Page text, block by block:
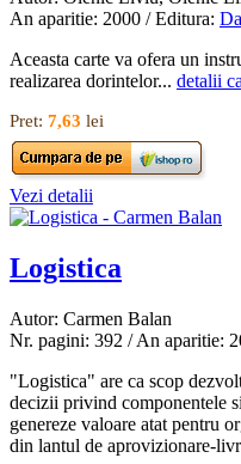
An aparitie: 2000 / Editura:
Aceasta carte va ofera un
realizarea dorintelor... detalii
Pret: 7,63 lei
Vezi detalii
Logistica
Autor: Carmen Balan
Nr. pagini: 392 / An aparitie:
"Logistica" are ca scop
decizii privind componentele
genereze valoare atat pentru
din lantul de aprovizionare-